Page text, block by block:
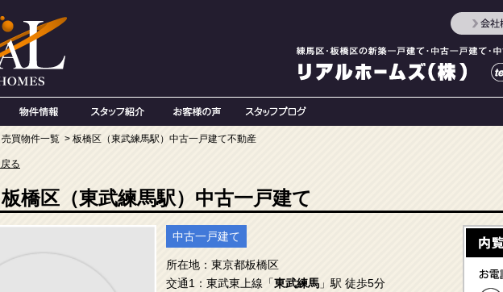
売買物件一覧 > 板橋区（東武練馬駅）中古一戸建て不動産
る
板橋区（東武練馬駅）中古一戸建て
中古一戸建て
所在地：東京都板橋区
交通1：東武東上線「東武練馬 」駅 徒歩5分